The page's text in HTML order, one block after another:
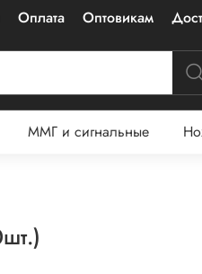
Оплата Оптовикам
ММГ и сигнальные